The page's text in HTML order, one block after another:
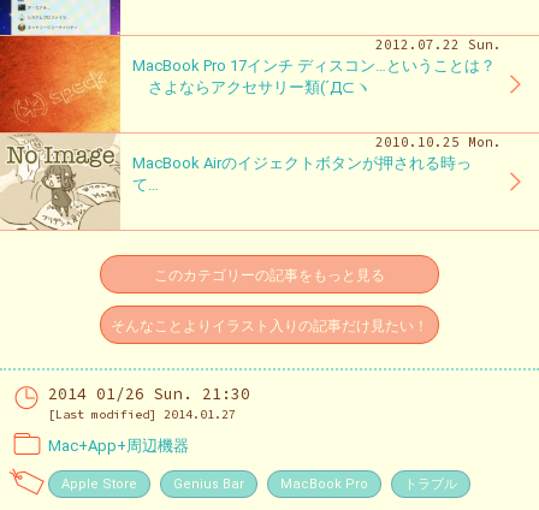
2012.07.22 Sun.
MacBook Pro 17インチ ディスコン…ということは？
さよならアクセサリー類(´Д⊂ヽ
2010.10.25 Mon.
MacBook Airのイジェクトボタンが押される時っ
て…
このカテゴリーの記事をもっと見る
そんなことよりイラスト入りの記事だけ見たい！
2014 01/26 Sun. 21:30
[Last modified] 2014.01.27
Mac+App+周辺機器
Apple Store Genius Bar MacBook Pro トラブル